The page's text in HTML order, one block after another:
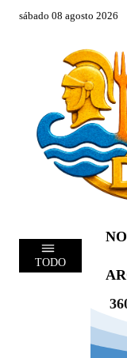
sábado 08 agosto 2026
TODO